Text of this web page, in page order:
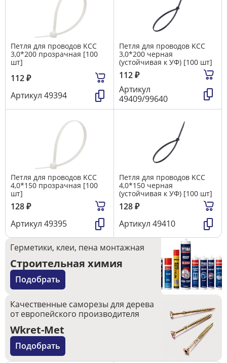
Петля для проводов KCC
3,0*200 прозрачная [100
шт]
112₽
Артикул 49394
Петля для проводов KCC
3,0*200 черная
(устойчивая к УФ) [100 шт]
112₽
Артикул
49409/99640
Петля для проводов KCC
4,0*150 прозрачная [100
шт]
128₽
Артикул 49395
Петля для проводов KCC
4,0*150 черная
(устойчивая к УФ) [100 шт]
128₽
Артикул 49410
Герметики, клеи, пена монтажная
Строительная химия
Подобрать
Качественные саморезы для дерева
от европейского производителя
Wkret-Met
Подобрать